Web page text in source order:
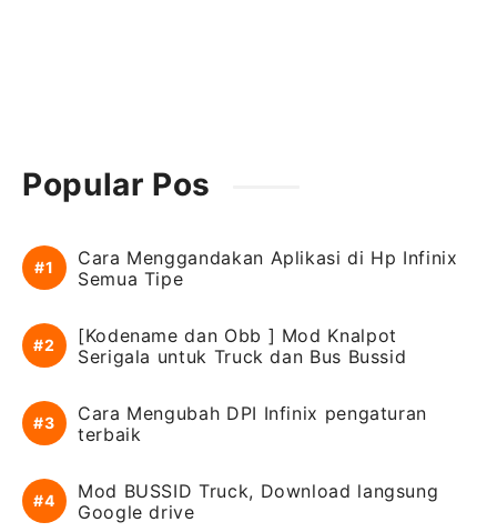
Popular Pos
Cara Menggandakan Aplikasi di Hp Infinix
Semua Tipe
[Kodename dan Obb ] Mod Knalpot
Serigala untuk Truck dan Bus Bussid
Cara Mengubah DPI Infinix pengaturan
terbaik
Mod BUSSID Truck, Download langsung
Google drive